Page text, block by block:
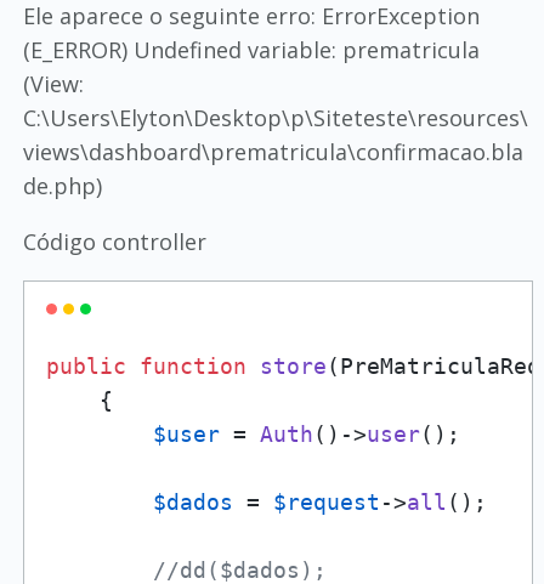
Ele aparece o seguinte erro: ErrorException
(E_ERROR) Undefined variable: prematricula
(View:
C:\Users\Elyton\Desktop\p\Siteteste\resources\
views\dashboard\prematricula\confirmacao.bla
de.php)
Código controller
public function store(
{
$user = Auth()->user();
$dados = $request ->all ();
//dd($dados);